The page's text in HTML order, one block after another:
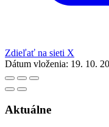
Zdieľať na sieti X
Dátum vloženia: 19. 10.
Aktuálne